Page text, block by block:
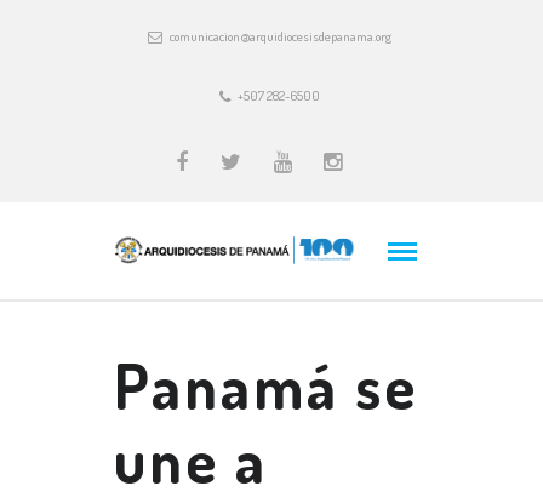
comunicacion@arquidiocesisdepanama.org
+507 282-6500
Panamá se
une a